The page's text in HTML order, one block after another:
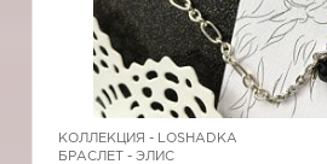
КОЛЛЕКЦИЯ - LOSHADKA
БРАСЛЕТ - ЭЛИС